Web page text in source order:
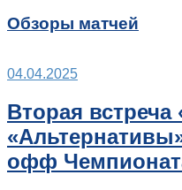
Обзоры матчей
04.04.2025
Вторая
офф